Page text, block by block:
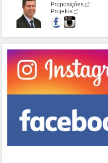
Proposições
Projetos